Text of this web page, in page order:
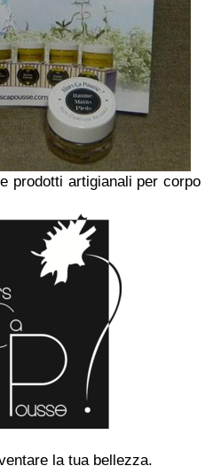
prodotti artigianali per corpo
la tua bellezza.